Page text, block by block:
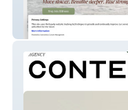
Rooted & Radiant